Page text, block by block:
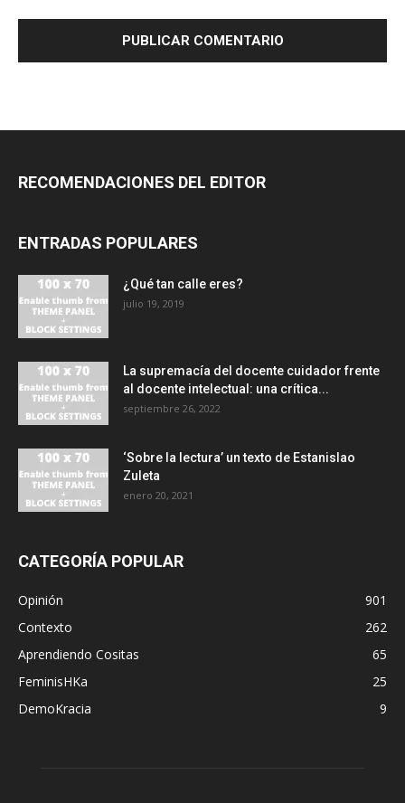
RECOMENDACIONES DEL EDITOR
ENTRADAS POPULARES
¿Qué tan calle eres?
julio 19, 2019
La supremacía del docente cuidador frente
al docente intelectual: una crítica...
septiembre 26, 2022
‘Sobre la lectura’ un texto de Estanislao
Zuleta
enero 20, 2021
CATEGORÍA POPULAR
Opinión
901
Contexto
262
Aprendiendo Cositas
65
FeminisHKa
25
DemoKracia
9